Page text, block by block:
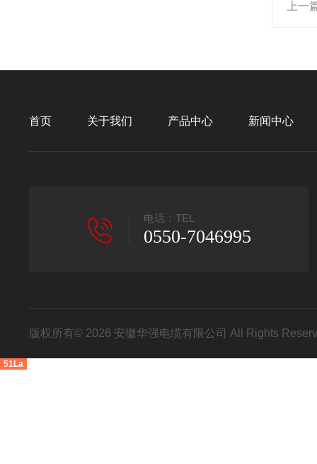
上一
首页 关于我们 产品中心 新闻中心
电话：TEL
0550-7046995
版权所有© 2026 安徽华强电缆有限公司 All Rights
51La